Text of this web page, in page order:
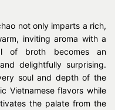
not only imparts a rich,
inviting aroma with a
of broth becomes an
delightfully surprising.
soul and depth of the
Vietnamese flavors while
the palate from the